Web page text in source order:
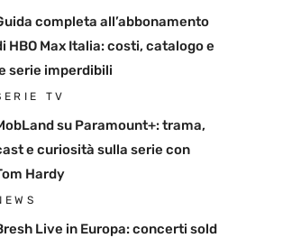
completa all’abbonamento
HBO Max Italia: costi, catalogo e
serie imperdibili
TV
su Paramount+: trama,
e curiosità sulla serie con
Hardy
Live in Europa: concerti sold